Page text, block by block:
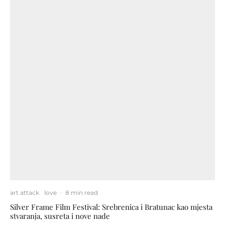
art attack love · 8 min read
Silver Frame Film Festival: Srebrenica i Bratunac kao mjesta
stvaranja, susreta i nove nade